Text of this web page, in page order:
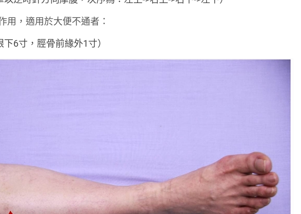
用，適用於大便不通者：
6寸，脛骨前緣外1寸）